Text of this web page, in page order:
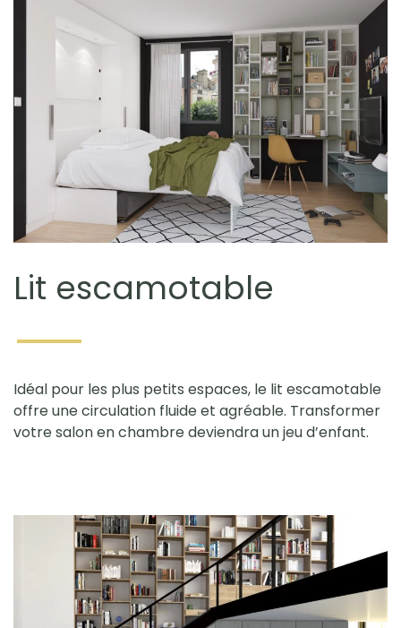
Lit escamotable
Idéal pour les plus petits espaces, le lit escamotable
offre une circulation fluide et agréable. Transformer
votre salon en chambre deviendra un jeu d’enfant.